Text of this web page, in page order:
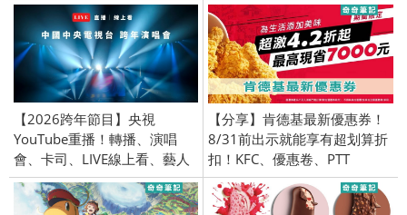
【2026跨年節目】央視
YouTube重播！轉播、演唱
會、卡司、LIVE線上看、藝人
名單、中央衛視、直播
【分享】肯德基最新優惠券！
8/31前出示就能享有超划算折
扣！KFC、優惠卷、PTT